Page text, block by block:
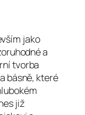
jako
a
tvorba
básně, které
již